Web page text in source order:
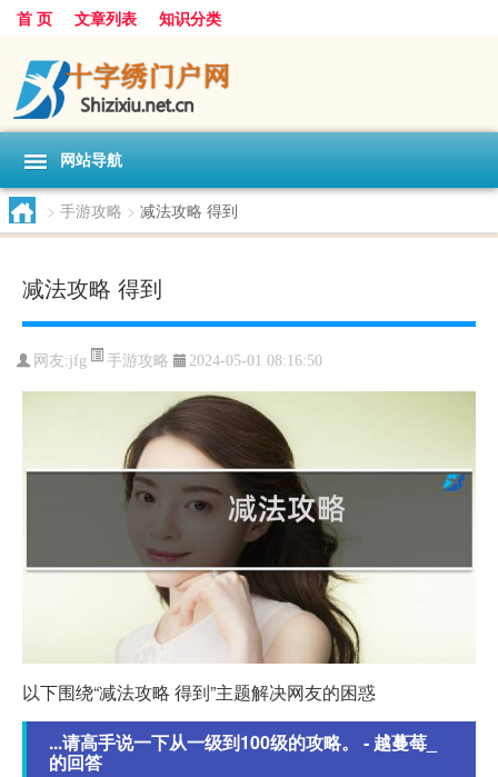
首 页 文章列表 知识分类
网站导航
> 手游攻略 > 减法攻略 得到
减法攻略 得到
网友:jfg 手游攻略 2024-05-01 08:16:50
以下围绕“减法攻略 得到”主题解决网友的困惑
...请高手说一下从一级到100级的攻略。 - 越蔓莓_
的回答